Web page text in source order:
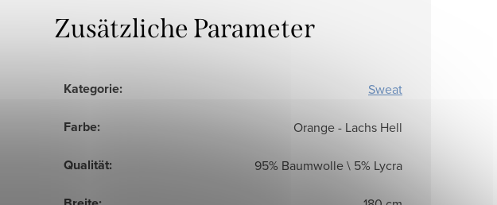
Zusätzliche Parameter
Kategorie: Sweat
Farbe: Orange - Lachs Hell
Qualität: 95% Baumwolle \ 5% Lycra